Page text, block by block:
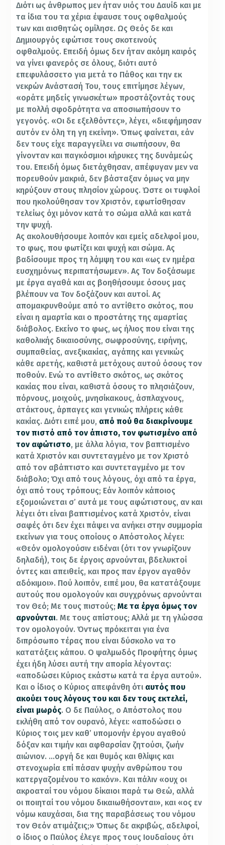
Διότι ως άνθρωπος μεν ήταν υιός του Δαυίδ και με
τα ίδια του τα χέρια έψαυσε τους οφθαλμούς
των και αισθητώς ομίλησε. Ως Θεός δε και
Δημιουργός εφώτισε τους σκοτεινούς
οφθαλμούς. Επειδή όμως δεν ήταν ακόμη καιρός
να γίνει φανερός σε όλους, διότι αυτό
επεφυλάσσετο για μετά το Πάθος και την εκ
νεκρών Ανάστασή Του, τους επιτίμησε λέγων,
«οράτε μηδείς γινωσκέτω» προστάζοντάς τους
με πολλή σφοδρότητα να αποσιωπήσουν το
γεγονός. «Οι δε εξελθόντες», λέγει, «διεφήμησαν
αυτόν εν όλη τη γη εκείνη». Όπως φαίνεται, εάν
δεν τους είχε παραγγείλει να σιωπήσουν, θα
γίνονταν και παγκόσμιοι κήρυκες της δυνάμεώς
του. Επειδή όμως διετάχθησαν, απέφυγαν μεν να
πορευθούν μακριά, δεν βάσταξαν όμως να μην
κηρύξουν στους πλησίον χώρους. Ώστε οι τυφλοί
που ηκολούθησαν τον Χριστόν, εφωτίσθησαν
τελείως όχι μόνον κατά το σώμα αλλά και κατά
την ψυχή.
Ας ακολουθήσουμε λοιπόν και εμείς αδελφοί μου,
το φως, που φωτίζει και ψυχή και σώμα. Ας
βαδίσουμε προς τη λάμψη του και «ως εν ημέρα
ευσχημόνως περιπατήσωμεν». Ας Τον δοξάσωμε
με έργα αγαθά και ας βοηθήσουμε όσους μας
βλέπουν να Τον δοξάζουν και αυτοί. Ας
απομακρυνθούμε από το αντίθετο σκότος, που
είναι η αμαρτία και ο προστάτης της αμαρτίας
διάβολος. Εκείνο το φως, ως ήλιος που είναι της
καθολικής δικαιοσύνης, σωφροσύνης, ειρήνης,
συμπαθείας, ανεξικακίας, αγάπης και γενικώς
κάθε αρετής, καθιστά μετόχους αυτού όσους τον
ποθούν. Ενώ το αντίθετο σκότος, ως σκότος
κακίας που είναι, καθιστά όσους το πλησιάζουν,
πόρνους, μοιχούς, μνησίκακους, άσπλαχνους,
ατάκτους, άρπαγες και γενικώς πλήρεις κάθε
κακίας. Διότι ειπέ μου, από πού θα διακρίνουμε
τον πιστό από τον άπιστο, τον φωτισμένο από
τον αφώτιστο, με άλλα λόγια, τον βαπτισμένο
κατά Χριστόν και συντεταγμένο με τον Χριστό
από τον αβάπτιστο και συντεταγμένο με τον
διάβολο; Όχι από τους λόγους, όχι από τα έργα,
όχι από τους τρόπους; Εάν λοιπόν κάποιος
εξομοιώνεται σ’ αυτά με τους αφώτιστους, αν και
λέγει ότι είναι βαπτισμένος κατά Χριστόν, είναι
σαφές ότι δεν έχει πάψει να ανήκει στην συμμορία
εκείνων για τους οποίους ο Απόστολος λέγει:
«Θεόν ομολογούσιν ειδέναι (ότι τον γνωρίζουν
δηλαδή), τοις δε έργοις αρνούνται, βδελυκτοί
όντες και απειθείς, και προς παν έργον αγαθόν
αδόκιμοι». Πού λοιπόν, ειπέ μου, θα κατατάξουμε
αυτούς που ομολογούν και συγχρόνως αρνούνται
τον Θεό; Με τους πιστούς;Με τα έργα όμως τον
αρνούνται. Με τους απίστους; Αλλά με τη γλώσσα
τον ομολογούν. Όντως πρόκειται για ένα
διπρόσωπο τέρας που είναι δύσκολο να το
κατατάξεις κάπου. Ο ψαλμωδός Προφήτης όμως
έχει ήδη λύσει αυτή την απορία λέγοντας:
«αποδώσει Κύριος εκάστω κατά τα έργα αυτού».
Και ο ίδιος ο Κύριος απεφάνθη ότι αυτός που
ακούει τους λόγους του και δεν τους εκτελεί,
είναι μωρός. Ο δε Παύλος, ο Απόστολος που
εκλήθη από τον ουρανό, λέγει: «αποδώσει ο
Κύριος τοις μεν καθ’ υπομονήν έργου αγαθού
δόξαν και τιμήν και αφθαρσίαν ζητούσι, ζωήν
αιώνιον. …οργή δε και θυμός και θλίψις και
στενοχωρία επί πάσαν ψυχήν ανθρώπου του
κατεργαζομένου το κακόν». Και πάλιν «ουχ οι
ακροαταί του νόμου δίκαιοι παρά τω Θεώ, αλλά
οι ποιηταί του νόμου δικαιωθήσονται», και «ος εν
νόμω καυχάσαι, δια της παραβάσεως του νόμου
τον Θεόν ατιμάζεις;» Όπως δε ακριβώς, αδελφοί,
ο ίδιος ο Παύλος έλεγε προς τους Ιουδαίους ότι